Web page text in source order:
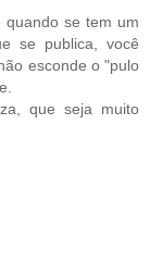
quando se tem um
se publica, você
esconde o "pulo
que seja muito